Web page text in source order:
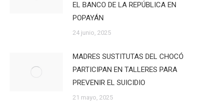
EL BANCO DE LA REPÚBLICA EN
POPAYÁN
24 junio, 2025
MADRES SUSTITUTAS DEL CHOCÓ
PARTICIPAN EN TALLERES PARA
PREVENIR EL SUICIDIO
21 mayo, 2025